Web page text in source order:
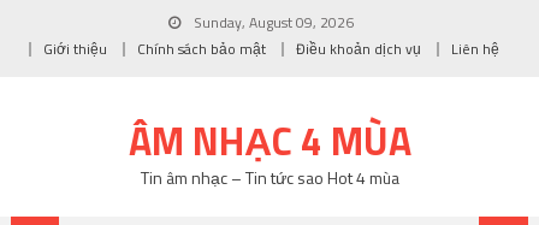
Sunday, August 09, 2026
Giới thiệu
Chính sách bảo mật Điều khoản dịch vụ Liên hệ
ÂM NHẠC 4 MÙA
Tin âm nhạc – Tin tức sao Hot 4 mùa